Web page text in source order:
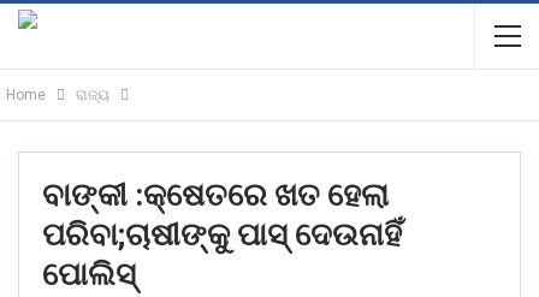
Home ରାଜ୍ୟ
ବାଙ୍କୀ :କ୍ଷେତରେ ଖତ ହେଲା
ପରିବା;ଚାଷୀଙ୍କୁ ପାସ୍ ଦେଉନାହିଁ
ପୋଲିସ୍